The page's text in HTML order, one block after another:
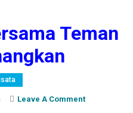
Teman
Leave A CommentOn